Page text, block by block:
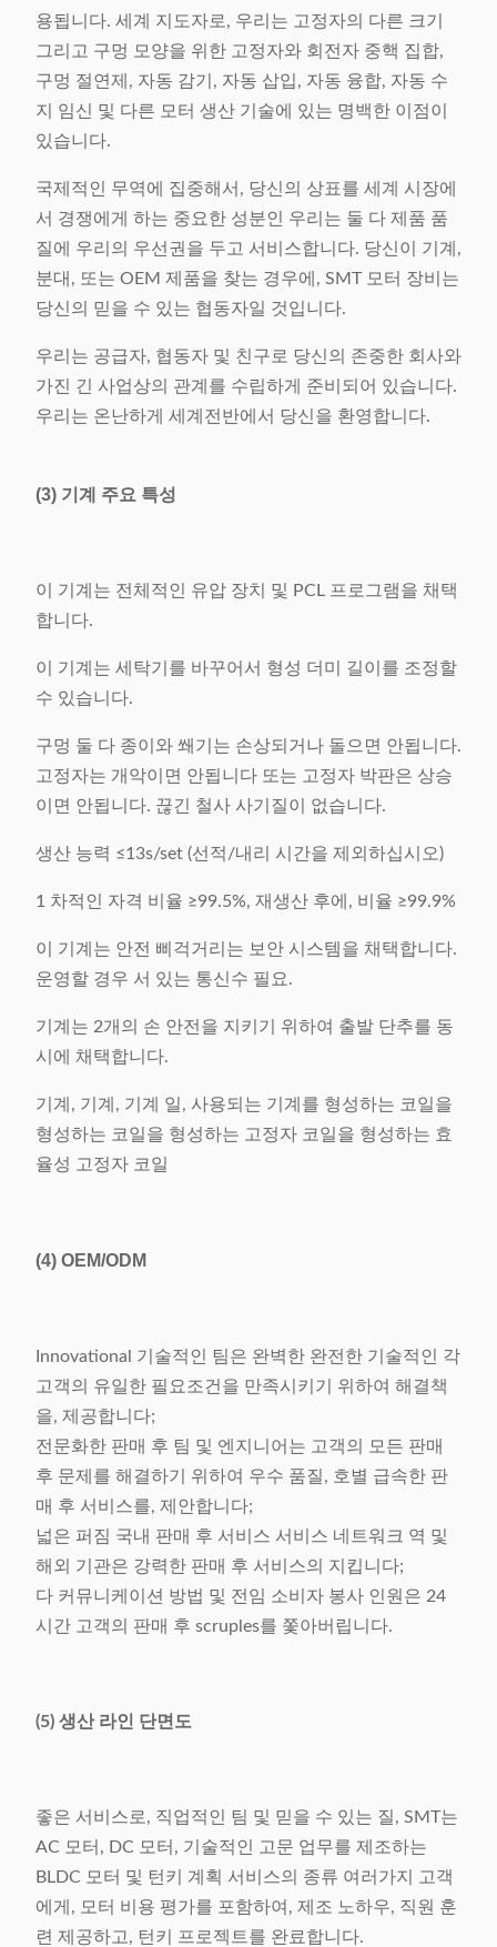
용됩니다. 세계 지도자로, 우리는 고정자의 다른 크기
그리고 구멍 모양을 위한 고정자와 회전자 중핵 집합,
구멍 절연제, 자동 감기, 자동 삽입, 자동 융합, 자동 수
지 임신 및 다른 모터 생산 기술에 있는 명백한 이점이
있습니다.
국제적인 무역에 집중해서, 당신의 상표를 세계 시장에
서 경쟁에게 하는 중요한 성분인 우리는 둘 다 제품 품
질에 우리의 우선권을 두고 서비스합니다. 당신이 기계,
분대, 또는 OEM 제품을 찾는 경우에, SMT 모터 장비는
당신의 믿을 수 있는 협동자일 것입니다.
우리는 공급자, 협동자 및 친구로 당신의 존중한 회사와
가진 긴 사업상의 관계를 수립하게 준비되어 있습니다.
우리는 온난하게 세계전반에서 당신을 환영합니다.
(3) 기계 주요 특성
이 기계는 전체적인 유압 장치 및 PCL 프로그램을 채택
합니다.
이 기계는 세탁기를 바꾸어서 형성 더미 길이를 조정할
수 있습니다.
구멍 둘 다 종이와 쐐기는 손상되거나 돌으면 안됩니다.
고정자는 개악이면 안됩니다 또는 고정자 박판은 상승
이면 안됩니다. 끊긴 철사 사기질이 없습니다.
생산 능력 ≤13s/set (선적/내리 시간을 제외하십시오)
1 차적인 자격 비율 ≥99.5%, 재생산 후에, 비율 ≥99.9%
이 기계는 안전 삐걱거리는 보안 시스템을 채택합니다.
운영할 경우 서 있는 통신수 필요.
기계는 2개의 손 안전을 지키기 위하여 출발 단추를 동
시에 채택합니다.
기계, 기계, 기계 일, 사용되는 기계를 형성하는 코일을
형성하는 코일을 형성하는 고정자 코일을 형성하는 효
율성 고정자 코일
(4) OEM/ODM
Innovational 기술적인 팀은 완벽한 완전한 기술적인 각
고객의 유일한 필요조건을 만족시키기 위하여 해결책
을, 제공합니다;
전문화한 판매 후 팀 및 엔지니어는 고객의 모든 판매
후 문제를 해결하기 위하여 우수 품질, 호별 급속한 판
매 후 서비스를, 제안합니다;
넓은 퍼짐 국내 판매 후 서비스 서비스 네트워크 역 및
해외 기관은 강력한 판매 후 서비스의 지킵니다;
다 커뮤니케이션 방법 및 전임 소비자 봉사 인원은 24
시간 고객의 판매 후 scruples를 쫓아버립니다.
(5) 생산 라인 단면도
좋은 서비스로, 직업적인 팀 및 믿을 수 있는 질, SMT는
AC 모터, DC 모터, 기술적인 고문 업무를 제조하는
BLDC 모터 및 턴키 계획 서비스의 종류 여러가지 고객
에게, 모터 비용 평가를 포함하여, 제조 노하우, 직원 훈
련 제공하고, 턴키 프로젝트를 완료합니다.